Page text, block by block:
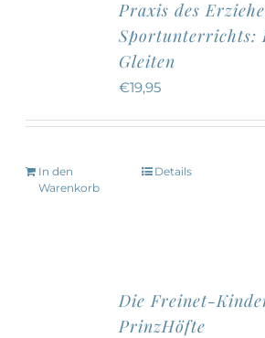
Praxis des
Sportunterrichts:
Gleiten
€19,95
In den
Warenkorb
Details
Die Freinet-
PrinzHöfte